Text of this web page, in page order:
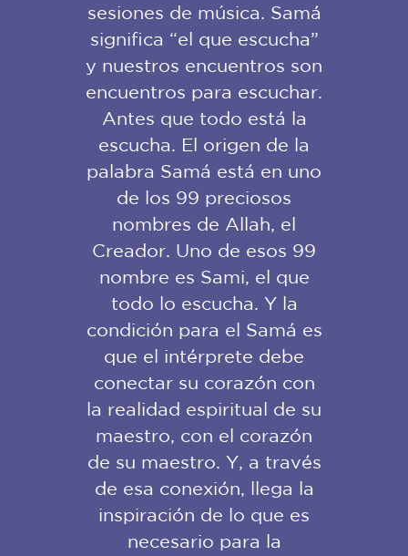
sesiones de música. Samá
significa “el que escucha”
y nuestros encuentros son
encuentros para escuchar.
Antes que todo está la
escucha. El origen de la
palabra Samá está en uno
de los 99 preciosos
nombres de Allah, el
Creador. Uno de esos 99
nombre es Sami, el que
todo lo escucha. Y la
condición para el Samá es
que el intérprete debe
conectar su corazón con
la realidad espiritual de su
maestro, con el corazón
de su maestro. Y, a través
de esa conexión, llega la
inspiración de lo que es
necesario para la